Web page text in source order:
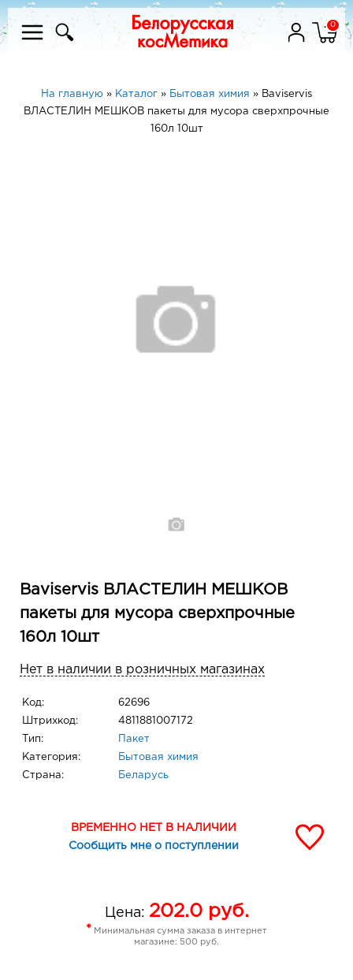
0
На главную » Каталог » Бытовая химия » Baviservis
ВЛАСТЕЛИН МЕШКОВ пакеты для мусора сверхпрочные
160л 10шт
Baviservis ВЛАСТЕЛИН МЕШКОВ
пакеты для мусора сверхпрочные
160л 10шт
Нет в наличии в розничных магазинах
Код: 62696
Штрихкод: 4811881007172
Тип: Пакет
Категория: Бытовая химия
Страна: Беларусь
ВРЕМЕННО НЕТ В НАЛИЧИИ
Сообщить мне о поступлении
Цена: 202.0руб.
* Минимальная сумма заказа в интернет
магазине: 500 руб.